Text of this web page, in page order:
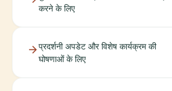
करने के लिए
प्रदर्शनी अपडेट और विशेष कार्यक्रम की
घोषणाओं के लिए